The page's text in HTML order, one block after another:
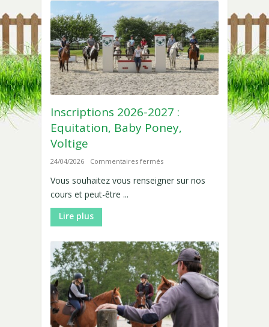
Inscriptions 2026-2027 :
Equitation, Baby Poney,
Voltige
24/04/2026 Commentaires ferméssur
2026-
Poney,
Voltige
Vous souhaitez vous renseigner sur nos
cours et peut-être ...
Lire plus